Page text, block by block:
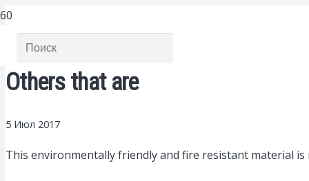
Others that are
5 Июл 2017
This environmentally friendly and fire resistant material